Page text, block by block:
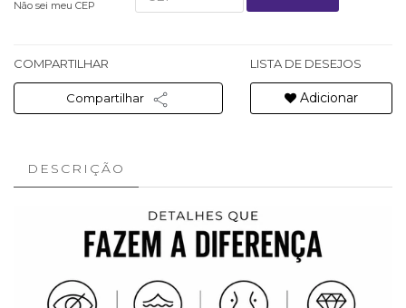
Não sei meu CEP
COMPARTILHAR
Compartilhar
LISTA DE DESEJOS
Adicionar
DESCRIÇÃO